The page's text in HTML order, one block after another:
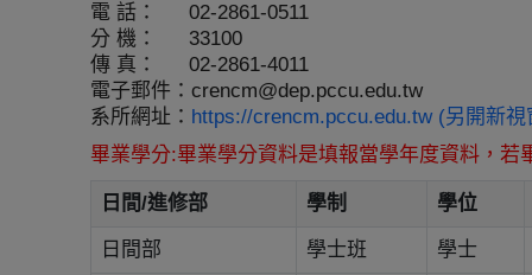
電 話：
02-2861-0511
分 機：
33100
傳 真：
02-2861-4011
電子郵件： crencm@dep.pccu.edu.tw
系所網址： https://crencm.pccu.edu.tw (另開新視
畢業學分:畢業學分資料是填報當學年度資料，
日間/進修部 學制 學位
日間部 學士班 學士